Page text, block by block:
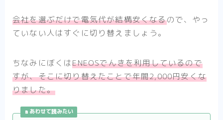
会社を選ぶだけで電気代が結構安くなるので、やっ
ていない人はすぐに切り替えましょう。
ちなみにぼくはENEOSでんきを利用しているので
すが、そこに切り替えたことで年間2,000円安くな
りました。
あわせて読みたい